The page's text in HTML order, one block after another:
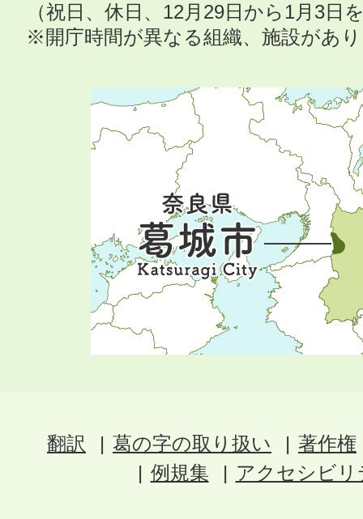
（祝日、休日、12月29日から1月3日
※開庁時間が異なる組織、施設があ
翻訳 葛の字の取り扱い
著作権
例規集
アクセシビ